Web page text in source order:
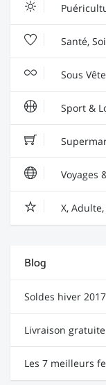
Santé,
Sous
Sport &
Voyages
X,
Blog
Soldes hiver 2017
Livraison
Les 7 meilleurs